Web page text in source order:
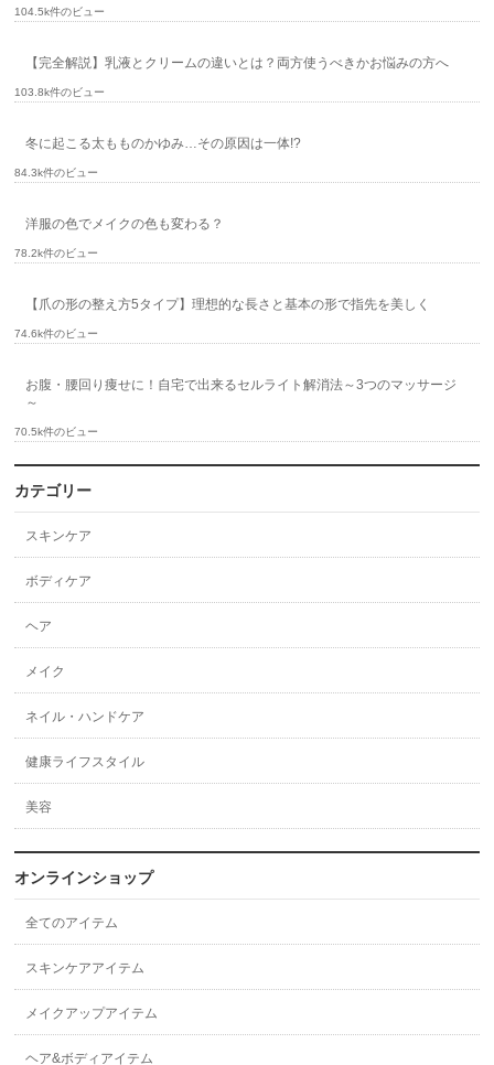
104.5k件のビュー
【完全解説】乳液とクリームの違いとは？両方使うべきかお悩みの方へ
103.8k件のビュー
冬に起こる太もものかゆみ…その原因は一体!?
84.3k件のビュー
洋服の色でメイクの色も変わる？
78.2k件のビュー
【爪の形の整え方5タイプ】理想的な長さと基本の形で指先を美しく
74.6k件のビュー
お腹・腰回り痩せに！自宅で出来るセルライト解消法～3つのマッサージ
～
70.5k件のビュー
カテゴリー
スキンケア
ボディケア
ヘア
メイク
ネイル・ハンドケア
健康ライフスタイル
美容
オンラインショップ
全てのアイテム
スキンケアアイテム
メイクアップアイテム
ヘア&ボディアイテム